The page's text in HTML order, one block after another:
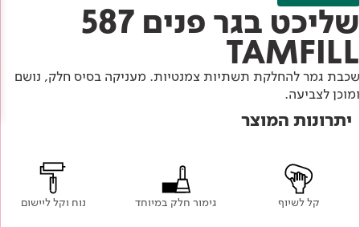
עץ
מתכת
רובה
RAL
לכל מוצרי צבע וציפויים
Academy
תוכן מקצועי
אודותינו
מדיניות סביבתית
מדיניות מערכת משולבת ו - ISO
פתרונות לתעשייה
שליכט בגר פנים 587
TAMFILL
שכבת גמר להחלקת תשתיות צמנטיות. מעניקה בסיס חלק, נושם
ומוכן לצביעה.
יתרונות המוצר
קל לשיוף גימור חלק במיוחד נוח וקל ליישום